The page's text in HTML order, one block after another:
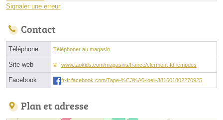
Signaler une erreur
Contact
Téléphone Téléphoner au magasin
Site web www.taokids.com/magasins/france/clermont-fd-lempdes
Facebook fr-fr.facebook.com/Tape-%C3%A0-loeil-381601802270925
Plan et adresse